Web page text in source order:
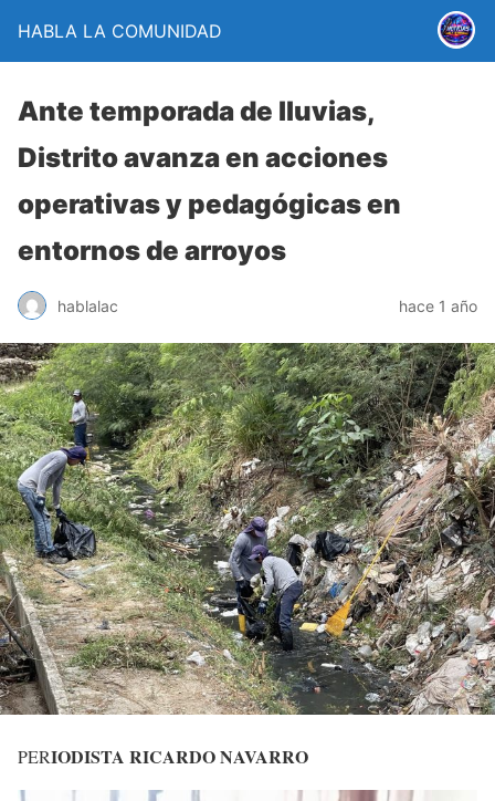
HABLA LA COMUNIDAD
Ante temporada de lluvias,
Distrito avanza en acciones
operativas y pedagógicas en
entornos de arroyos
hablalac hace 1 año
PERIODISTA RICARDO NAVARRO